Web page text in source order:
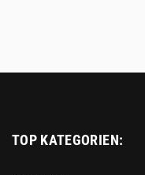
TOP KATEGORIEN: